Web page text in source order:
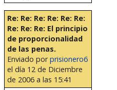
Re: Re: Re: Re: Re: Re:
Re: Re: Re: El principio
de proporcionalidad
de las penas.
Enviado porprisionero6
el día 12 de Diciembre
de 2006 a las 15:41